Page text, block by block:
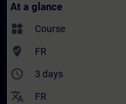
At a glance
widgets Course
where_to_vote FR
access_time 3 days
translate FR